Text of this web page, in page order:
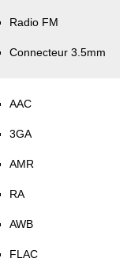
Radio FM
Connecteur 3.5mm
AAC
3GA
AMR
RA
AWB
FLAC